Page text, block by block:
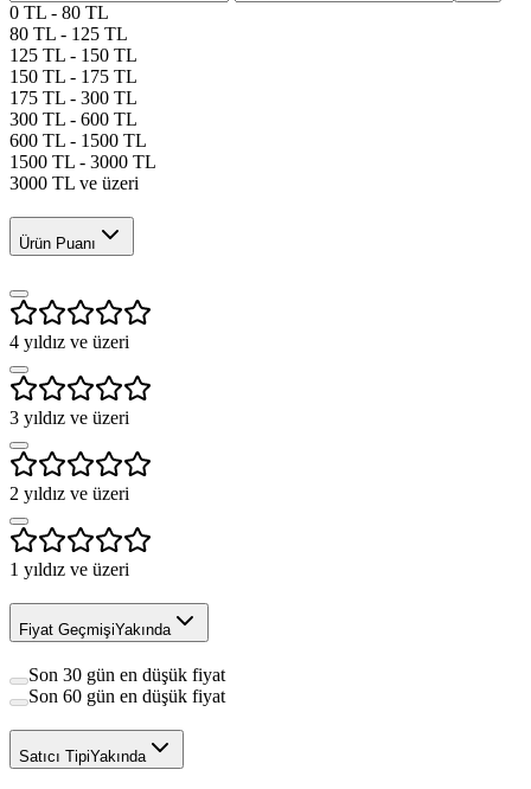
0 TL - 80 TL
80 TL - 125 TL
125 TL - 150 TL
150 TL - 175 TL
175 TL - 300 TL
300 TL - 600 TL
600 TL - 1500 TL
1500 TL - 3000 TL
3000 TL ve üzeri
Ürün Puanı
4 yıldız ve üzeri
3 yıldız ve üzeri
2 yıldız ve üzeri
1 yıldız ve üzeri
Fiyat GeçmişiYakında
Son 30 gün en düşük fiyat
Son 60 gün en düşük fiyat
Satıcı TipiYakında